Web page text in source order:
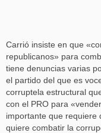
Carrió insiste en que
republicanos» para
tiene denuncias varias
el partido del que es
corruptela estructural
con el PRO para
importante que requiere
quiere combatir la